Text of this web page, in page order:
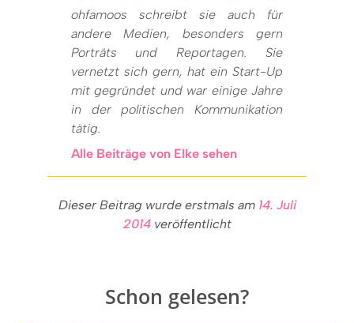
ohfamoos schreibt sie auch für
andere Medien, besonders gern
Porträts und Reportagen. Sie
vernetzt sich gern, hat ein Start-Up
mit gegründet und war einige Jahre
in der politischen Kommunikation
tätig.
Alle Beiträge von Elke sehen
Dieser Beitrag wurde erstmals am 14. Juli
2014veröffentlicht
Schon gelesen?